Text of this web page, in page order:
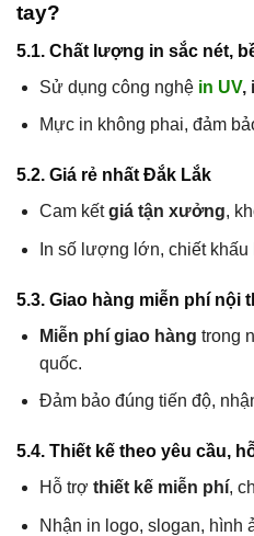
tay?
5.1. Chất lượng in sắc nét,
Sử dụng công nghệ in UV,
Mực in không phai, đảm
5.2. Giá rẻ nhất Đắk Lắk
Cam kếtgiá tận xưởng,
In số lượng lớn, chiết
5.3. Giao hàng miễn phí nội
Miễn phí giao hàng trong
quốc.
Đảm bảo đúng tiến độ,
5.4. Thiết kế theo yêu cầu,
Hỗ trợ thiết kế miễn phí,
Nhận in logo, slogan, hình